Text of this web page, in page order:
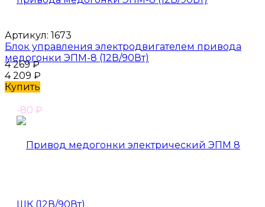
Артикул: 1673
Блок управления электродвигателем привода
медогонки ЭПМ-8 (12В/90Вт)
4 269₽
4 209 ₽
Купить
-80 ₽